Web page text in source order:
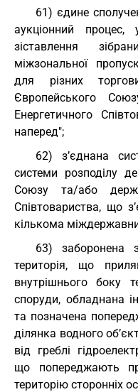
61) єдине
аукціонний
зіставлення
міжзональної
для різних
Європейського
Енергетичного
наперед";
62) з’єднана
системи розподілу
Союзу та/або
Співтовариства, що
кількома
63) заборонена
територія, що
внутрішнього боку
споруди, обладнана
та позначена
ділянка водного
від греблі
що попереджають
територію сторонніх